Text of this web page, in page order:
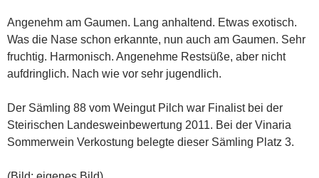
Angenehm am Gaumen. Lang anhaltend. Etwas exotisch.
Was die Nase schon erkannte, nun auch am Gaumen. Sehr
fruchtig. Harmonisch. Angenehme Restsüße, aber nicht
aufdringlich. Nach wie vor sehr jugendlich.
Der Sämling 88 vom Weingut Pilch war Finalist bei der
Steirischen Landesweinbewertung 2011. Bei der Vinaria
Sommerwein Verkostung belegte dieser Sämling Platz 3.